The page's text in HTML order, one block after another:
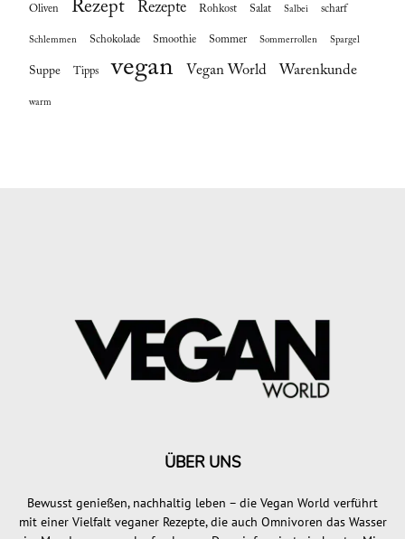
Oliven Rezept Rezepte Rohkost Salat Salbei scharf
Schlemmen Schokolade Smoothie Sommer Sommerrollen Spargel
Suppe Tipps vegan Vegan World Warenkunde
warm
ÜBER UNS
Bewusst genießen, nachhaltig leben – die Vegan World verführt
mit einer Vielfalt veganer Rezepte, die auch Omnivoren das Wasser